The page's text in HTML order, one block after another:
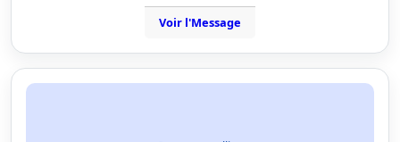
Voir l'Message